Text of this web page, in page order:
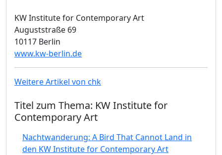
KW Institute for Contemporary Art
Auguststraße 69
10117 Berlin
www.kw-berlin.de
Weitere Artikel von chk
Titel zum Thema: KW Institute for
Contemporary Art
Nachtwanderung: A Bird That Cannot Land in
den KW Institute for Contemporary Art